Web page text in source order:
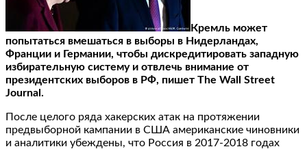
Кремль может
попытаться вмешаться в выборы в Нидерландах,
Франции и Германии, чтобы дискредитировать западную
избирательную систему и отвлечь внимание от
президентских выборов в РФ, пишет The Wall Street
Journal.
После целого ряда хакерских атак на протяжении
предвыборной кампании в США американские чиновники
и аналитики убеждены, что Россия в 2017-2018 годах